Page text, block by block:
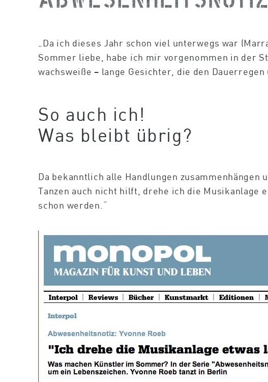
„Da ich dieses Jahr schon viel unterwegs war
Sommer liebe, habe ich mir vorgenommen in der
wachsweiße – lange Gesichter, die den
So auch ich!
Was bleibt übrig?
Da bekanntlich alle Handlungen
Tanzen auch nicht hilft, drehe ich die Musikanlage
schon werden.“